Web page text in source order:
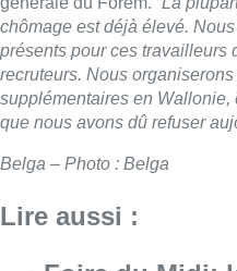
rendez-vous